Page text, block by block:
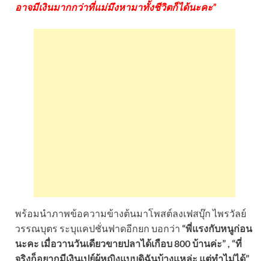
อาจมีเงินมากกว่าที่แม่มึงหามาทั้งชีวิตก็ได้นะคะ”
พร้อมนำภาพข้อความข้างต้นมาโพสต์ลงเฟสบุ๊ก ไพรวัลย์
วรรณบุตร ระบุแคปชั่นฟาดอีกยก บอกว่า “พี่แรงกับหนูก่อน
นะคะ เมื่อวานวันเดียวขายปลาได้เกือบ 800 บ้านค่ะ”, “ที่
จริงก็อยากมีเงินเปย์ผู้หญิงแบบดิฉันบ้างแหล่ะ แต่ทำไม่ได้”